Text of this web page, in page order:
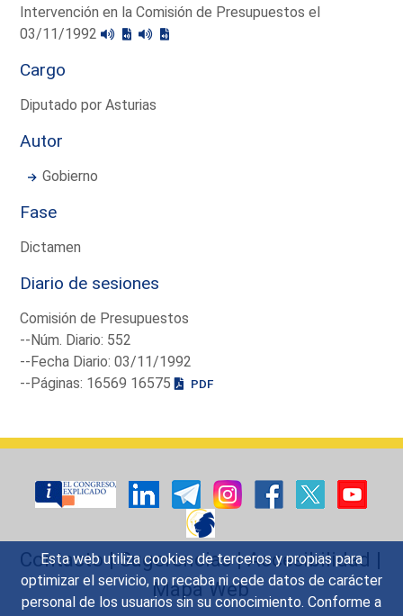
Esta web utiliza cookies de terceros y propias para
optimizar el servicio, no recaba ni cede datos de carácter
personal de los usuarios sin su conocimiento. Conforme a
Intervención en la Comisión de Presupuestos el
03/11/1992
Cargo
Diputado por Asturias
Autor
Gobierno
Fase
Dictamen
Diario de sesiones
Comisión de Presupuestos
--Núm. Diario: 552
--Fecha Diario: 03/11/1992
--Páginas: 16569 16575
PDF
Contacto|Sugerencias|Accesibilidad |
Mapa Web